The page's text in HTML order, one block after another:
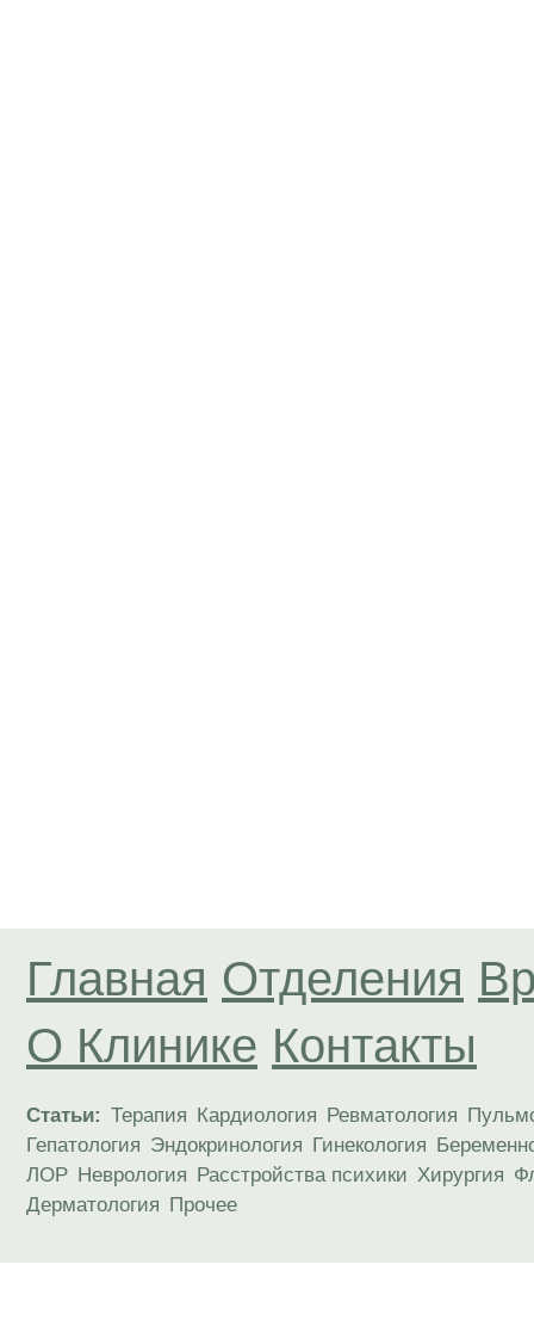
Главная Отделения
О Клинике Контакты
Статьи: Терапия Кардиология Ревматология
Гепатология Эндокринология Гинекология
ЛОР Неврология Расстройства психики Хирургия
Дерматология Прочее